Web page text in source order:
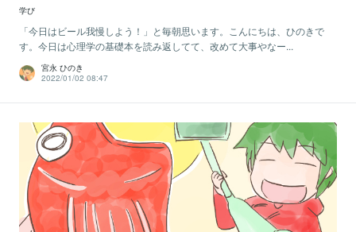
学び
「今日はビール我慢しよう！」と毎朝思います。こんにちは、ひのきで
す。今日は心理学の基礎本を読み返してて、改めて大事やなー...
宮永 ひのき
2022/01/02 08:47